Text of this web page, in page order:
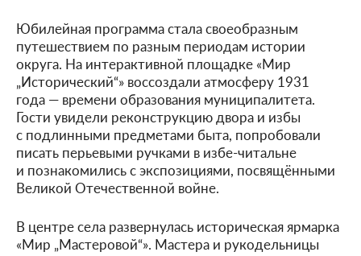
Юбилейная программа стала своеобразным
путешествием по разным периодам истории
округа. На интерактивной площадке «Мир
„Исторический“» воссоздали атмосферу 1931
года — времени образования муниципалитета.
Гости увидели реконструкцию двора и избы
с подлинными предметами быта, попробовали
писать перьевыми ручками в избе-читальне
и познакомились с экспозициями, посвящёнными
Великой Отечественной войне.
В центре села развернулась историческая ярмарка
«Мир „Мастеровой“». Мастера и рукодельницы